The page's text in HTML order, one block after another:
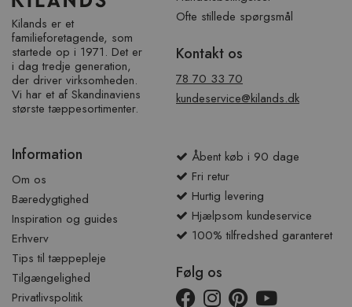
Kilands er et
familieforetagende, som
startede op i 1971. Det er
i dag tredje generation,
der driver virksomheden.
Vi har et af ​​Skandinaviens
største tæppesortimenter.
Ofte stillede spørgsmål
Kontakt os
78 70 33 70
kundeservice@kilands.dk
Information
Om os
Bæredygtighed
Inspiration og guides
Erhverv
Tips til tæppepleje
Tilgængelighed
Privatlivspolitik
Åbent køb i 90 dage
Fri retur
Hurtig levering
Hjælpsom kundeservice
100% tilfredshed garanteret
Følg os